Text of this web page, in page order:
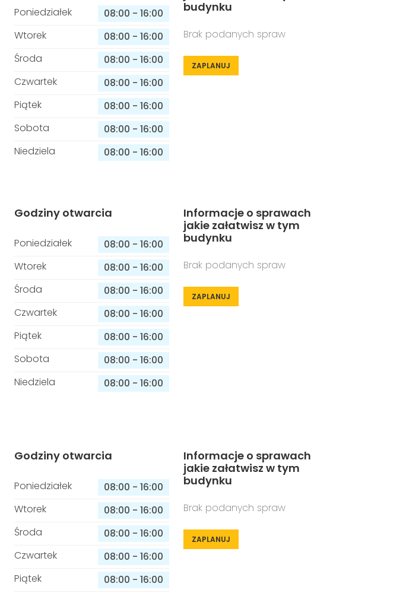
Poniedziałek 08:00 - 16:00
Wtorek
08:00 - 16:00
Środa
08:00 - 16:00
Czwartek
08:00 - 16:00
Piątek
08:00 - 16:00
Sobota
08:00 - 16:00
Niedziela
08:00 - 16:00
budynku
Brak podanych spraw
ZAPLANUJ
Godziny otwarcia
Poniedziałek 08:00 - 16:00
Wtorek
08:00 - 16:00
Środa
08:00 - 16:00
Czwartek
08:00 - 16:00
Piątek
08:00 - 16:00
Sobota
08:00 - 16:00
Niedziela
08:00 - 16:00
Informacje o sprawach
jakie załatwisz w tym
budynku
Brak podanych spraw
ZAPLANUJ
Godziny otwarcia
Poniedziałek 08:00 - 16:00
Wtorek
08:00 - 16:00
Środa
08:00 - 16:00
Czwartek
08:00 - 16:00
Piątek
08:00 - 16:00
Informacje o sprawach
jakie załatwisz w tym
budynku
Brak podanych spraw
ZAPLANUJ